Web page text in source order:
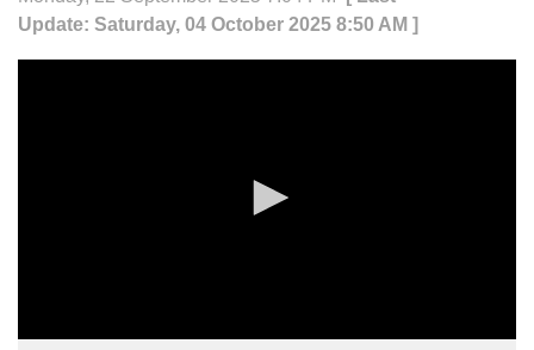
Update: Saturday, 04 October 2025 8:50 AM ]